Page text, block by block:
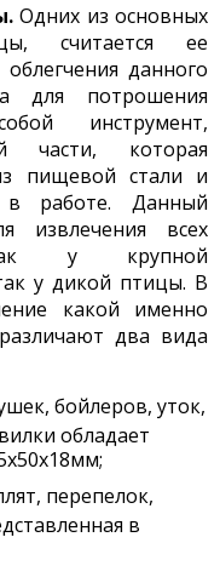
Одних из основных
считается ее
данного
для потрошения
инструмент,
части, которая
пищевой стали и
работе. Данный
извлечения всех
у крупной
у дикой птицы. В
какой именно
два вида
бойлеров, уток,
обладает
перепелок,
в